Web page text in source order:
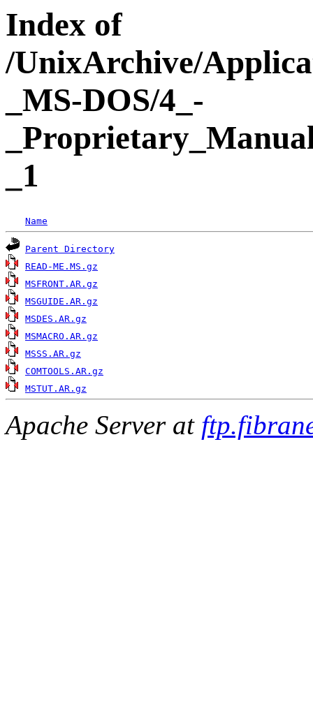
Index of
/UnixArchive/
_MS-DOS/4_-
_1
Name
Parent Directory
READ-ME.MS.gz
MSFRONT.AR.gz
MSGUIDE.AR.gz
MSDES.AR.gz
MSMACRO.AR.gz
MSSS.AR.gz
COMTOOLS.AR.gz
MSTUT.AR.gz
Apache Server at